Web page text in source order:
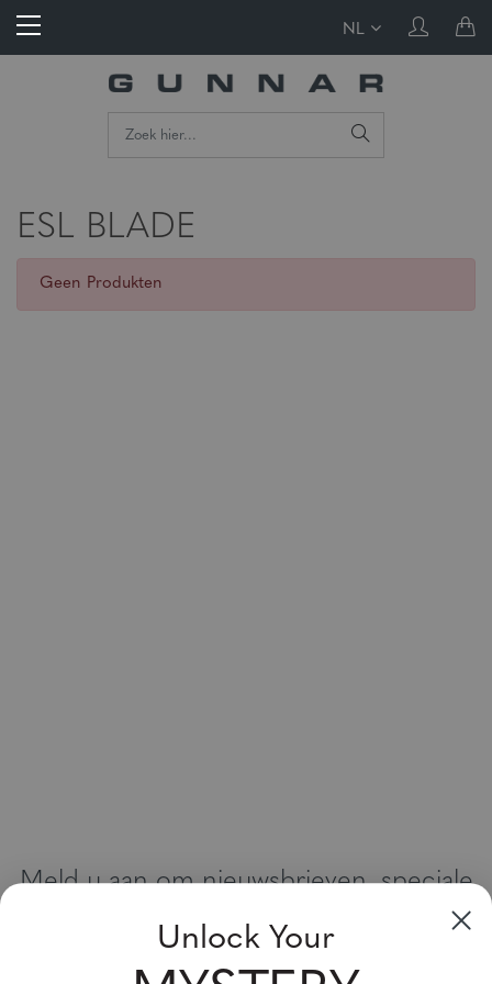
NL
ESL BLADE
Geen Produkten
Meld u aan om nieuwsbrieven, speciale
aanbiedingen en kortingsbonnen te
ontvangen
Vul uw email adres in en schrijf u in!
Unlock Your